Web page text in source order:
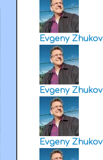
Evgeny Zhukov
Evgeny Zhukov
Evgeny Zhukov